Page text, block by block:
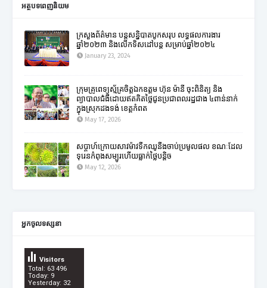
អត្ថបទពេញនិយម
ក្រសួងព័ត៌មាន បន្តសន្និបាតបូកសរុប លទ្ធផលការងារ
ឆ្នាំ២០២៣ និងលើកទិសដៅបន្ត សម្រាប់ឆ្នាំ២០២៤
January 23, 2024
ក្រុមគ្រូពេទ្យស្ម័គ្រចិត្តឯកឧត្តម ហ៊ុន ម៉ានី ចុះពិនិត្យ និង
ព្យាបាលជំងឺដោយឥតគិតថ្លៃជូនប្រជាពលរដ្ឋជាង ៤ពាន់នាក់
ក្នុងស្រុកដងទង់ ខេត្តកំពត
May 17, 2026
សប្តាហ៍ក្រោយសាវម៉ាវទឹកឈូនឹងចាប់ប្រមូលផល ខណៈដែល
ទុរេនកំពុងសម្បូរហើយធ្លាក់ថ្លៃបន្តិច
May 12, 2026
អ្នកចូលទស្សនា
Total: 63 496
Today: 9
Yesterday: 32
Visitors